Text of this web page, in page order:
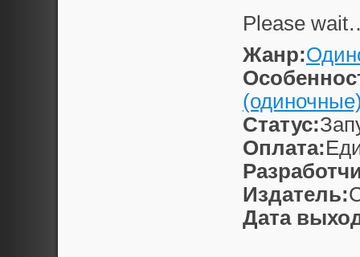
Please
Жанр:
(одиночные)
Статус:
Оплата:
Издатель:
Дата